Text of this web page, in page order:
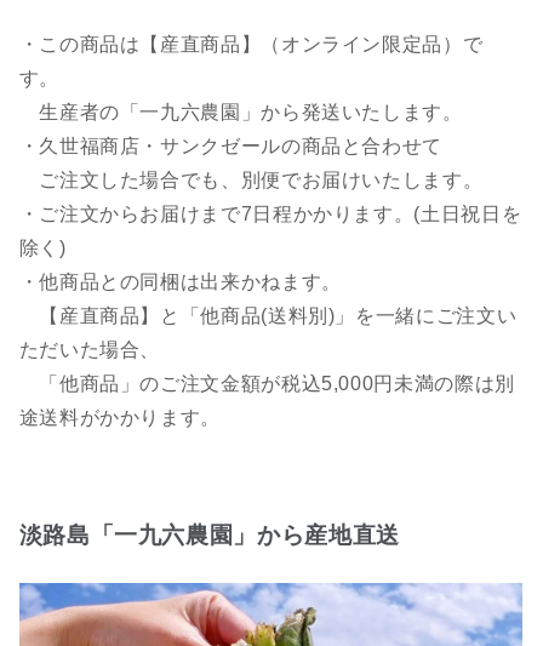
・この商品は【産直商品】（オンライン限定品）で
す。
生産者の「一九六農園」から発送いたします。
・久世福商店・サンクゼールの商品と合わせて
ご注文した場合でも、別便でお届けいたします。
・ご注文からお届けまで7日程かかります。(土日祝日を
除く)
・他商品との同梱は出来かねます。
【産直商品】と「他商品(送料別)」を一緒にご注文い
ただいた場合、
「他商品」のご注文金額が税込5,000円未満の際は別
途送料がかかります。
淡路島「一九六農園」から産地直送